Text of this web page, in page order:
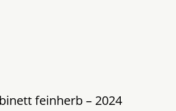
feinherb – 2024